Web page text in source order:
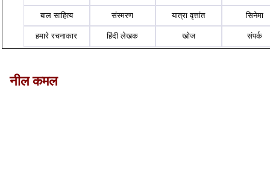
बाल साहित्य संस्मरण यात्रा वृत्तांत सिनेमा
हमारे रचनाकार हिंदी लेखक खोज संपर्क
नील कमल